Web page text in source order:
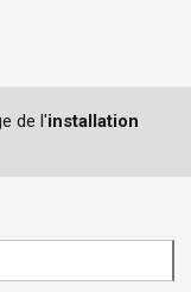
de l'installation